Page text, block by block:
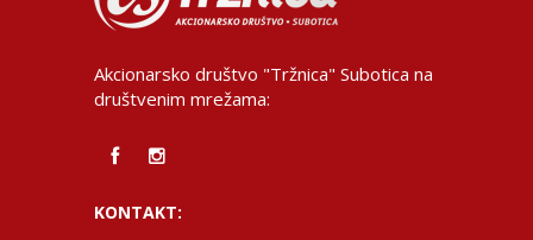
Akcionarsko društvo "Tržnica" Subotica na
društvenim mrežama:
KONTAKT: